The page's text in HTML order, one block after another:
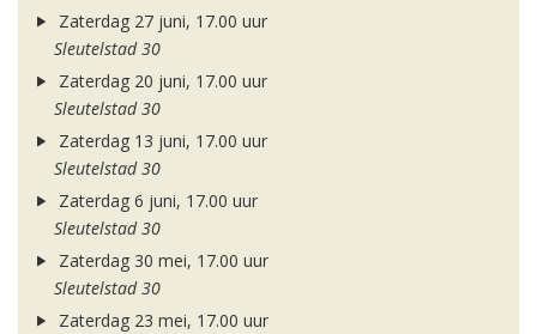
Zaterdag 27 juni, 17.00 uur
Sleutelstad 30
Zaterdag 20 juni, 17.00 uur
Sleutelstad 30
Zaterdag 13 juni, 17.00 uur
Sleutelstad 30
Zaterdag 6 juni, 17.00 uur
Sleutelstad 30
Zaterdag 30 mei, 17.00 uur
Sleutelstad 30
Zaterdag 23 mei, 17.00 uur